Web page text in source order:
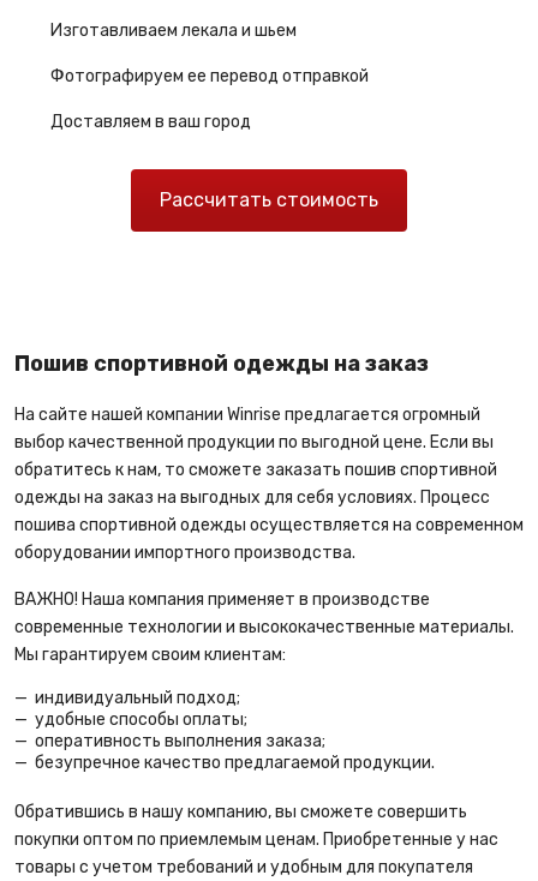
Изготавливаем лекала и шьем
Фотографируем ее перевод отправкой
Доставляем в ваш город
Рассчитать стоимость
Пошив спортивной одежды на заказ
На сайте нашей компании Winrise предлагается огромный
выбор качественной продукции по выгодной цене. Если вы
обратитесь к нам, то сможете заказать пошив спортивной
одежды на заказ на выгодных для себя условиях. Процесс
пошива спортивной одежды осуществляется на современном
оборудовании импортного производства.
ВАЖНО! Наша компания применяет в производстве
современные технологии и высококачественные материалы.
Мы гарантируем своим клиентам:
индивидуальный подход;
удобные способы оплаты;
оперативность выполнения заказа;
безупречное качество предлагаемой продукции.
Обратившись в нашу компанию, вы сможете совершить
покупки оптом по приемлемым ценам. Приобретенные у нас
товары с учетом требований и удобным для покупателя